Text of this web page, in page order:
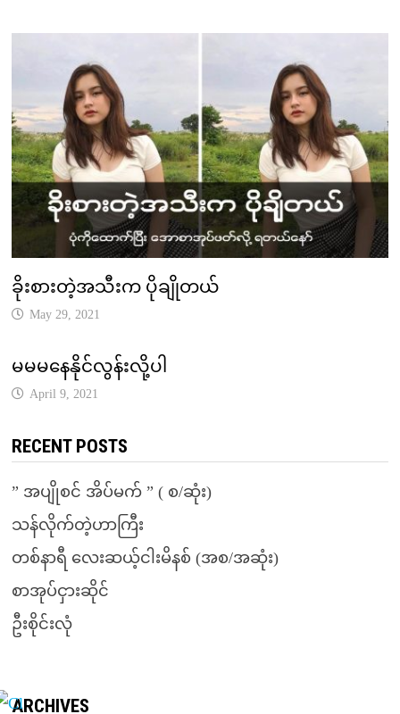
ခိုးစားတဲ့အသီးက ပိုချိုတယ်
May 29, 2021
မမမနေနိုင်လွန်းလို့ပါ
April 9, 2021
RECENT POSTS
” အပျိုစင် အိပ်မက် ” ( စ/ဆုံး)
သန်လိုက်တဲ့ဟာကြီး
တစ်နာရီ လေးဆယ့်ငါးမိနစ် (အစ/အဆုံး)
စာအုပ်ငှားဆိုင်
ဦးစိုင်းလုံ
ARCHIVES